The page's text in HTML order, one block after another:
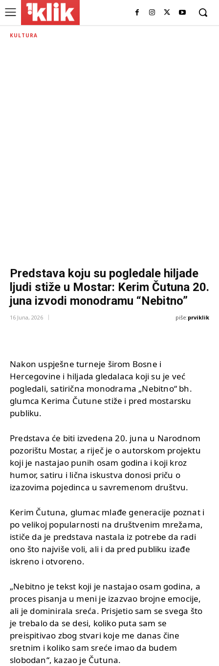
KULTURA
Predstava koju su pogledale hiljade
ljudi stiže u Mostar: Kerim Čutuna 20.
juna izvodi monodramu “Nebitno”
16 Juna, 2026 piše:prviklik
Nakon uspješne turneje širom Bosne i
Hercegovine i hiljada gledalaca koji su je već
pogledali, satirična monodrama „Nebitno“ bh.
glumca Kerima Čutune stiže i pred mostarsku
publiku.
Predstava će biti izvedena 20. juna u Narodnom
pozorištu Mostar, a riječ je o autorskom projektu
koji je nastajao punih osam godina i koji kroz
humor, satiru i lična iskustva donosi priču o
izazovima pojedinca u savremenom društvu.
Kerim Čutuna, glumac mlađe generacije poznat i
po velikoj popularnosti na društvenim mrežama,
ističe da je predstava nastala iz potrebe da radi
ono što najviše voli, ali i da pred publiku izađe
iskreno i otvoreno.
„Nebitno je tekst koji je nastajao osam godina, a
proces pisanja u meni je izazvao brojne emocije,
ali je dominirala sreća. Prisjetio sam se svega što
je trebalo da se desi, koliko puta sam se
preispitivao zbog stvari koje me danas čine
sretnim i koliko sam sreće imao da budem
slobodan“, kazao je Čutuna.